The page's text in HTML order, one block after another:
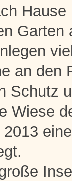
Garten
an den
Schutz
Wiese
2013